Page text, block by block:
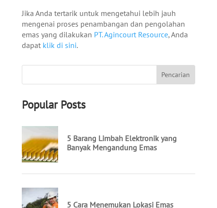
Jika Anda tertarik untuk mengetahui lebih jauh
mengenai proses penambangan dan pengolahan
emas yang dilakukan PT. Agincourt Resource, Anda
dapat klik di sini.
Popular Posts